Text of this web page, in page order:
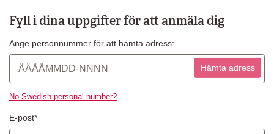
Fyll i dina uppgifter för att anmäla dig
Ange personnummer för att hämta adress:
Hämta adress
No Swedish personal number?
E-post*